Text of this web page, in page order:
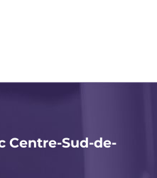
Centre-Sud-de-